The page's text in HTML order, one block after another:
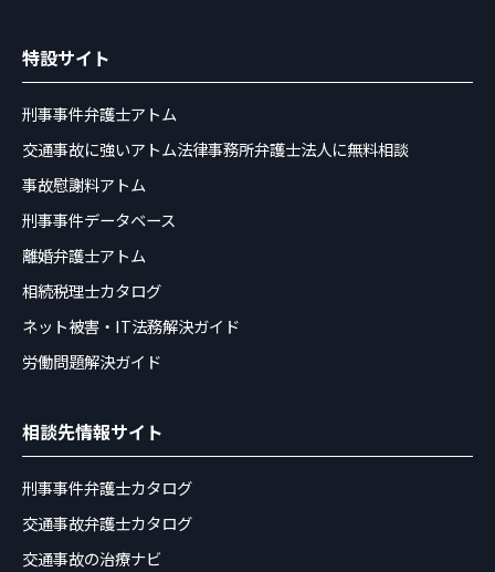
特設サイト
刑事事件弁護士アトム
交通事故に強いアトム法律事務所弁護士法人に無料相談
事故慰謝料アトム
刑事事件データベース
離婚弁護士アトム
相続税理士カタログ
ネット被害・IT法務解決ガイド
労働問題解決ガイド
相談先情報サイト
刑事事件弁護士カタログ
交通事故弁護士カタログ
交通事故の治療ナビ